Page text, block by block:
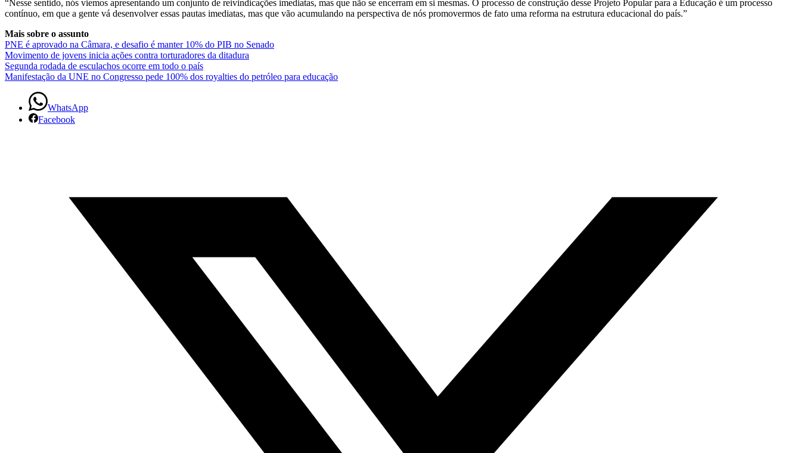
“Nesse sentido, nós viemos apresentando um conjunto de reivindicações imediatas, mas que não se encerram em si mesmas. O processo de construção desse Projeto Popular para a Educação é um processo
contínuo, em que a gente vá desenvolver essas pautas imediatas, mas que vão acumulando na perspectiva de nós promovermos de fato uma reforma na estrutura educacional do país.”
Mais sobre o assunto
PNE é aprovado na Câmara, e desafio é manter 10% do PIB no Senado
Movimento de jovens inicia ações contra torturadores da ditadura
Segunda rodada de esculachos ocorre em todo o país
Manifestação da UNE no Congresso pede 100% dos royalties do petróleo para educação
WhatsApp
Facebook